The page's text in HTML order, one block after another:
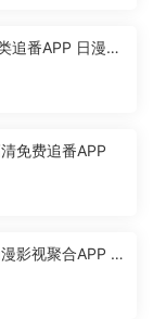
追番APP 日漫国
免费追番APP
影视聚合APP 免